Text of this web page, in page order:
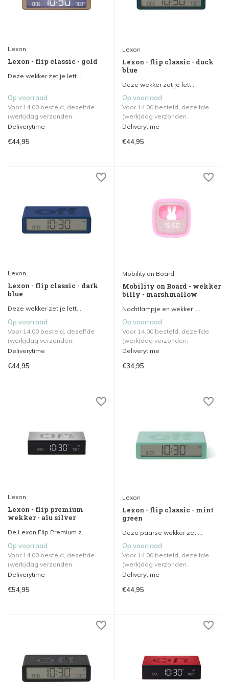
Lexon
Lexon - flip classic - gold
Deze wekker zet je lett...
Op voorraad
Voor 14.00 besteld, dezelfde
(werk)dag verzonden.
Deliverytime
€44,95
Lexon
Lexon - flip classic - duck
blue
Deze wekker zet je lett...
Op voorraad
Voor 14.00 besteld, dezelfde
(werk)dag verzonden.
Deliverytime
€44,95
Lexon
Lexon - flip classic - dark
blue
Deze wekker zet je lett...
Op voorraad
Voor 14.00 besteld, dezelfde
(werk)dag verzonden.
Deliverytime
€44,95
Mobility on Board
Mobility on Board - wekker
billy - marshmallow
Nachtlampje en wekker i...
Op voorraad
Voor 14.00 besteld, dezelfde
(werk)dag verzonden.
Deliverytime
€34,95
Lexon
Lexon - flip premium
wekker - alu silver
De Lexon Flip Premium z...
Op voorraad
Voor 14.00 besteld, dezelfde
(werk)dag verzonden.
Deliverytime
€54,95
Lexon
Lexon - flip classic - mint
green
Deze paarse wekker zet ...
Op voorraad
Voor 14.00 besteld, dezelfde
(werk)dag verzonden.
Deliverytime
€44,95